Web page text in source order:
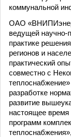
коммунальной
ОАО
ведущей научно-
практике
регионов и
практический
совместно с
разработке
развитие
настоящее
программ